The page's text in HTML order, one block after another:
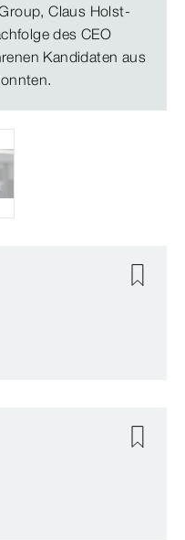
Claus Holst-
des CEO
Kandidaten aus